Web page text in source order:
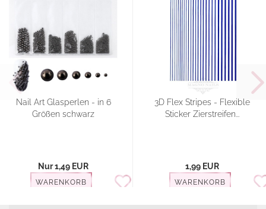
Nail Art Glasperlen - in 6
Größen schwarz
Nur 1,49 EUR
WARENKORB
3D Flex Stripes - Flexible
Sticker Zierstreifen...
1,99 EUR
WARENKORB